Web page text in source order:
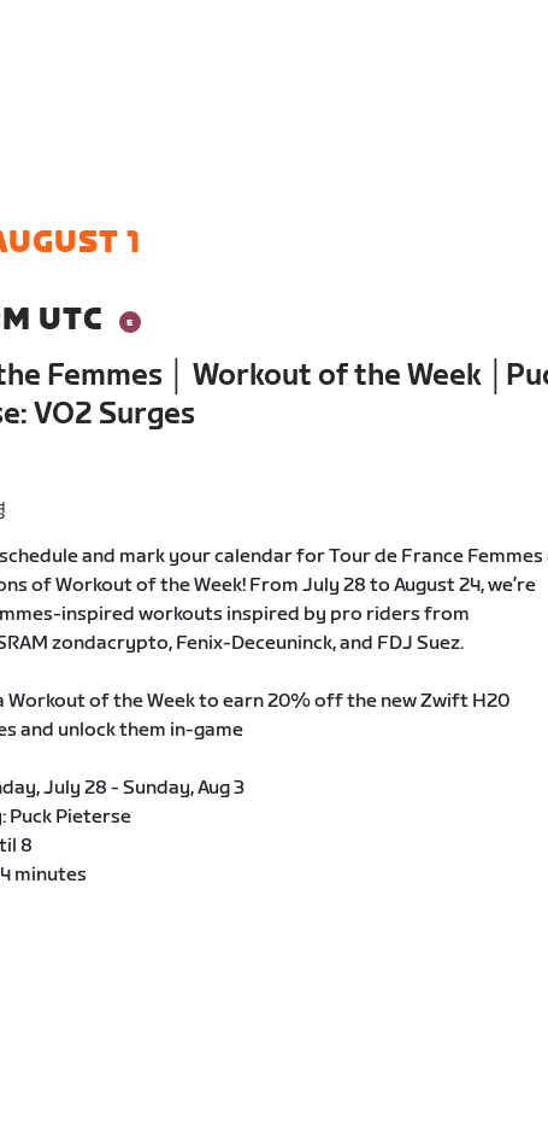
1
UTC
Femmes │ Workout of the Week
VO2 Surges
and mark your calendar for Tour de France Femmes
of Workout of the Week! From July 28 to August 24, we’re
inspired workouts inspired by pro riders from
zondacrypto, Fenix-Deceuninck, and FDJ Suez.
Workout of the Week to earn 20% off the new Zwift H20
and unlock them in-game
July 28 - Sunday, Aug 3
Puck Pieterse
8
minutes